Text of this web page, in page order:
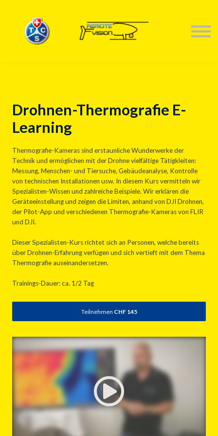
TRAININGS
ANMELDEN
Drohnen-Thermografie E-
Learning
Thermografie-Kameras sind erstaunliche Wunderwerke der
Technik und ermöglichen mit der Drohne vielfältige Tätigkleiten:
Messung, Menschen- und Tiersuche, Gebäudeanalyse, Kontrolle
von technischen Installationen usw. In diesem Kurs vermitteln wir
Spezialisten-Wissen und zahlreiche Beispiele. Wir erklären die
Geräteeinstellung und zeigen die Limiten, anhand von DJI Drohnen,
der Pilot-App und verschiedenen Thermografie-Kameras von FLIR
und DJI.
Dieser Spezialisten-Kurs richtet sich an Personen, welche bereits
über Drohnen-Erfahrung verfügen und sich vertieft mit dem Thema
Thermografie auseinandersetzen.
Trainings-Dauer: ca. 1/2 Tag
Teilnehmen CHF 145